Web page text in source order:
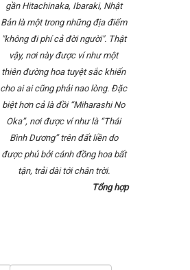
gần Hitachinaka, Ibaraki, Nhật
Bản là một trong những địa điểm
"không đi phí cả đời người". Thật
vậy, nơi này được ví như một
thiên đường hoa tuyệt sắc khiến
cho ai ai cũng phải nao lòng. Đặc
biệt hơn cả là đồi “Miharashi No
Oka”, nơi được ví như là “Thái
Bình Dương” trên đất liền do
được phủ bởi cánh đồng hoa bất
tận, trải dài tới chân trời.
Tổng hợp